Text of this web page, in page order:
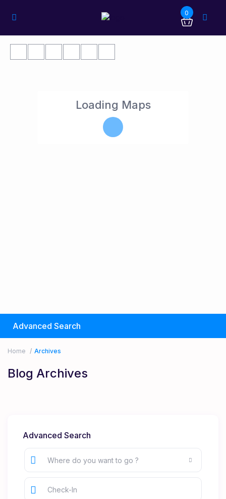
0
Loading Maps
Advanced Search
Home Archives
Blog Archives
Advanced Search
Where do you want to go ?